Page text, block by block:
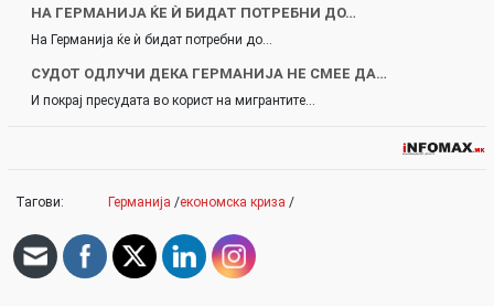
НА ГЕРМАНИЈА ЌЕ Ѝ БИДАТ ПОТРЕБНИ ДО…
На Германија ќе ѝ бидат потребни до…
СУДОТ ОДЛУЧИ ДЕКА ГЕРМАНИЈА НЕ СМЕЕ ДА…
И покрај пресудата во корист на мигрантите…
Тагови: Германија /економска криза /